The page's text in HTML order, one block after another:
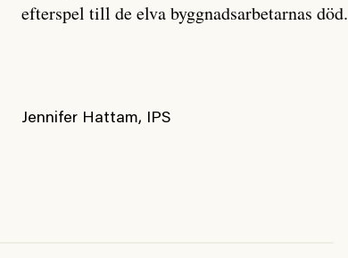
efterspel till de elva byggnadsarbetarnas död.
Jennifer Hattam, IPS